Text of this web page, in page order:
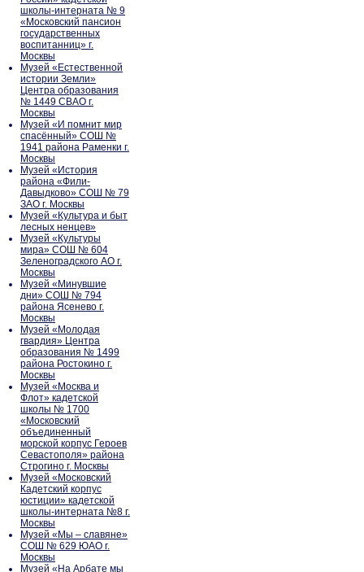
школы-интерната № 9
«Московский пансион
государственных
воспитанниц» г.
Москвы
Музей «Естественной
истории Земли»
Центра образования
№ 1449 СВАО г.
Москвы
Музей «И помнит мир
спасённый» СОШ №
1941 района Раменки г.
Москвы
Музей «История
района «Фили-
Давыдково» СОШ № 79
ЗАО г. Москвы
Музей «Культура и быт
лесных ненцев»
Музей «Культуры
мира» СОШ № 604
Зеленоградского АО г.
Москвы
Музей «Минувшие
дни» СОШ № 794
района Ясенево г.
Москвы
Музей «Молодая
гвардия» Центра
образования № 1499
района Ростокино г.
Москвы
Музей «Москва и
Флот» кадетской
школы № 1700
«Московский
объединенный
морской корпус Героев
Севастополя» района
Строгино г. Москвы
Музей «Московский
Кадетский корпус
юстиции» кадетской
школы-интерната №8 г.
Москвы
Музей «Мы – славяне»
СОШ № 629 ЮАО г.
Москвы
Музей «На Арбате мы